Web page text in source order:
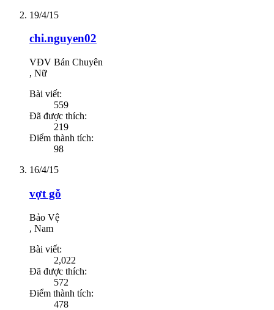
19/4/15
chi.nguyen02
VĐV Bán Chuyên
, Nữ
Bài viết:
559
Đã được thích:
219
Điểm thành tích:
98
16/4/15
vợt gỗ
Bảo Vệ
, Nam
Bài viết:
2,022
Đã được thích:
572
Điểm thành tích:
478